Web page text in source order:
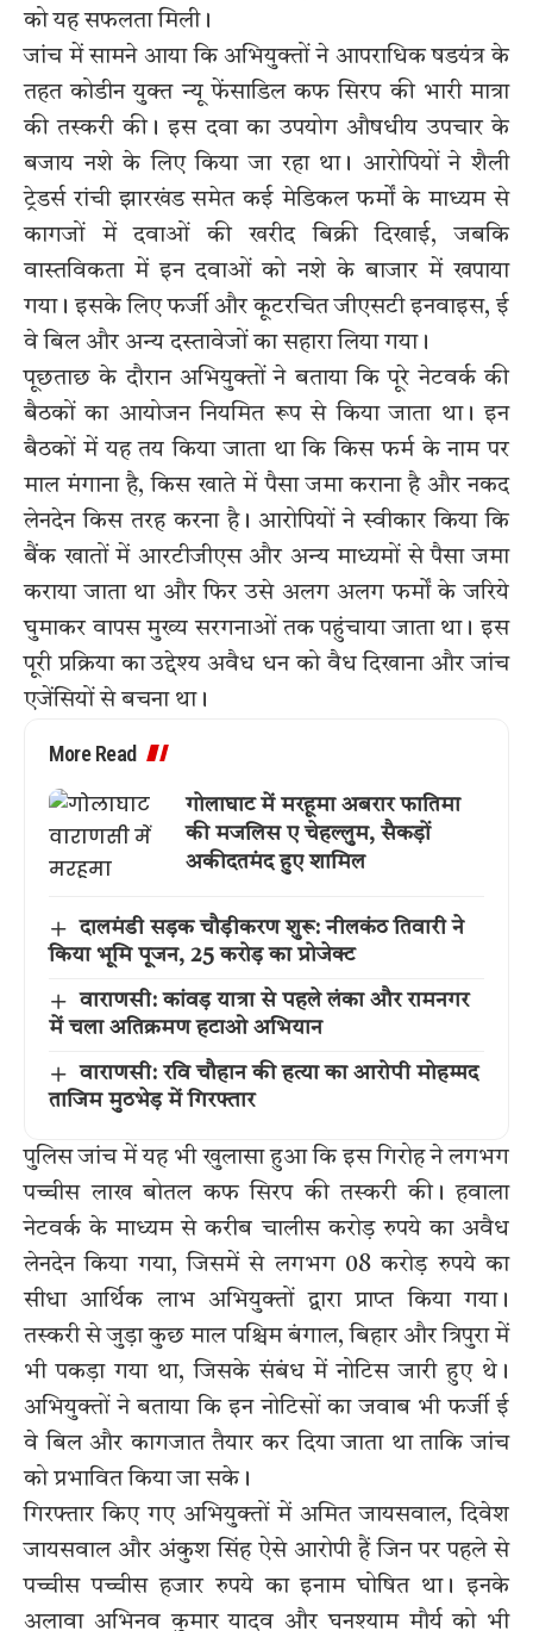
को यह सफलता मिली।
जांच में सामने आया कि अभियुक्तों ने आपराधिक षडयंत्र के
तहत कोडीन युक्त न्यू फेंसाडिल कफ सिरप की भारी मात्रा
की तस्करी की। इस दवा का उपयोग औषधीय उपचार के
बजाय नशे के लिए किया जा रहा था। आरोपियों ने शैली
ट्रेडर्स रांची झारखंड समेत कई मेडिकल फर्मों के माध्यम से
कागजों में दवाओं की खरीद बिक्री दिखाई, जबकि
वास्तविकता में इन दवाओं को नशे के बाजार में खपाया
गया। इसके लिए फर्जी और कूटरचित जीएसटी इनवाइस, ई
वे बिल और अन्य दस्तावेजों का सहारा लिया गया।
पूछताछ के दौरान अभियुक्तों ने बताया कि पूरे नेटवर्क की
बैठकों का आयोजन नियमित रूप से किया जाता था। इन
बैठकों में यह तय किया जाता था कि किस फर्म के नाम पर
माल मंगाना है, किस खाते में पैसा जमा कराना है और नकद
लेनदेन किस तरह करना है। आरोपियों ने स्वीकार किया कि
बैंक खातों में आरटीजीएस और अन्य माध्यमों से पैसा जमा
कराया जाता था और फिर उसे अलग अलग फर्मों के जरिये
घुमाकर वापस मुख्य सरगनाओं तक पहुंचाया जाता था। इस
पूरी प्रक्रिया का उद्देश्य अवैध धन को वैध दिखाना और जांच
एजेंसियों से बचना था।
More Read
गोलाघाट में मरहूमा अबरार फातिमा
की मजलिस ए चेहल्लुम, सैकड़ों
अकीदतमंद हुए शामिल
दालमंडी सड़क चौड़ीकरण शुरू: नीलकंठ तिवारी ने
किया भूमि पूजन, 25 करोड़ का प्रोजेक्ट
वाराणसी: कांवड़ यात्रा से पहले लंका और रामनगर
में चला अतिक्रमण हटाओ अभियान
वाराणसी: रवि चौहान की हत्या का आरोपी मोहम्मद
ताजिम मुठभेड़ में गिरफ्तार
पुलिस जांच में यह भी खुलासा हुआ कि इस गिरोह ने लगभग
पच्चीस लाख बोतल कफ सिरप की तस्करी की। हवाला
नेटवर्क के माध्यम से करीब चालीस करोड़ रुपये का अवैध
लेनदेन किया गया, जिसमें से लगभग 08 करोड़ रुपये का
सीधा आर्थिक लाभ अभियुक्तों द्वारा प्राप्त किया गया।
तस्करी से जुड़ा कुछ माल पश्चिम बंगाल, बिहार और त्रिपुरा में
भी पकड़ा गया था, जिसके संबंध में नोटिस जारी हुए थे।
अभियुक्तों ने बताया कि इन नोटिसों का जवाब भी फर्जी ई
वे बिल और कागजात तैयार कर दिया जाता था ताकि जांच
को प्रभावित किया जा सके।
गिरफ्तार किए गए अभियुक्तों में अमित जायसवाल, दिवेश
जायसवाल और अंकुश सिंह ऐसे आरोपी हैं जिन पर पहले से
पच्चीस पच्चीस हजार रुपये का इनाम घोषित था। इनके
अलावा अभिनव कुमार यादव और घनश्याम मौर्य को भी